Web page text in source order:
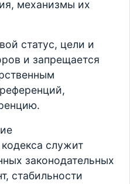
механизмы их
статус, цели и
и запрещается
служит
законодательных
стабильности